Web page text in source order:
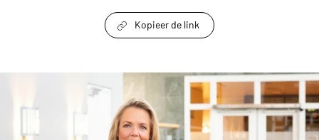
Kopieer de link
‘Crisisparaatheid is ook weten wanneer